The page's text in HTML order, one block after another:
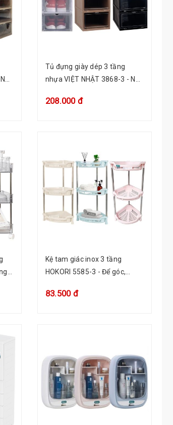
Tủ đựng giày dép 3 tầng
nhựa VIỆT NHẬT 3868-3 - Nắp
208.000 đ
Kệ tam giác inox 3 tầng
HOKORI 5585-3 - Để góc,
tắm
83.500 đ